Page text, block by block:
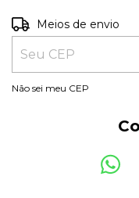
Entregas para o CEP:
Meios de envio
Não sei meu CEP